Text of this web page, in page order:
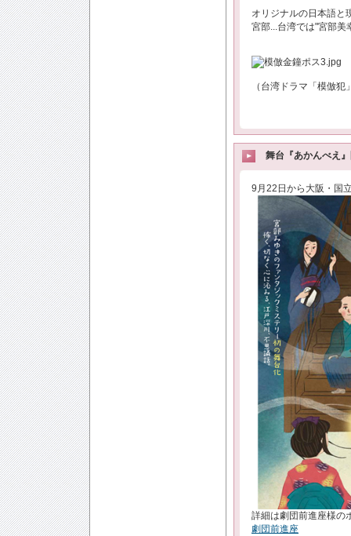
オリジナルの日本語と
宮部...台湾では"宮部美
（台湾ドラマ「模倣
舞台『あかんべえ
9月22日から大阪・国
詳細は劇団前進座様の
劇団前進座